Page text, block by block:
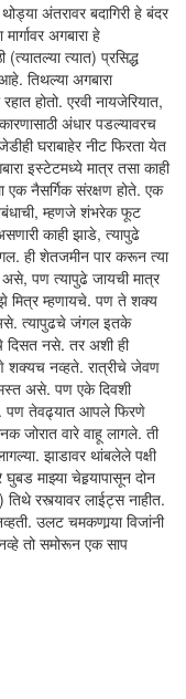
अंतरावर बदागिरी हे बंदर
अगबारा हे
(त्यातल्या त्यात) प्रसिद्ध
तिथल्या अगबारा
होतो. एरवी नायजेरियात,
अंधार पडल्यावरच
घराबाहेर नीट फिरता येत
इस्टेटमध्ये मात्र तसा काही
एक नैसर्गिक संरक्षण होते. एक
म्हणजे शंभरेक फूट
काही झाडे, त्यापुढे
ही शेतजमीन पार करून त्या
असे, पण त्यापुढे जायची मात्र
मित्र म्हणायचे. पण ते शक्य
असे. त्यापुढचे जंगल इतके
दिसत नसे. तर अशी ही
शक्यच नव्हते. रात्रीचे जेवण
असे. पण एके दिवशी
पण तेवढ्यात आपले फिरणे
जोरात वारे वाहू लागले. ती
झाडावर थांबलेले पक्षी
माझ्या चेहर्‍यापासून दोन
रस्त्यावर लाईट्स नाहीत.
उलट चमकणार्‍या विजांनी
तो समोरून एक साप